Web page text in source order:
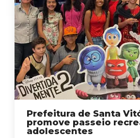
Prefeitura de Santa
promove passeio
adolescentes